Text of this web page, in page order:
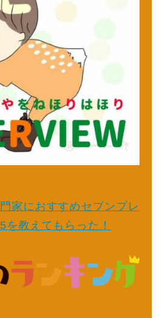
家におすすめセブンプレ
を教えてもらった！